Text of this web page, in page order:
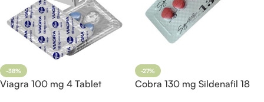
-38%
Viagra 100 mg 4 Tablet
-27%
Cobra 130 mg Sildenafil 18